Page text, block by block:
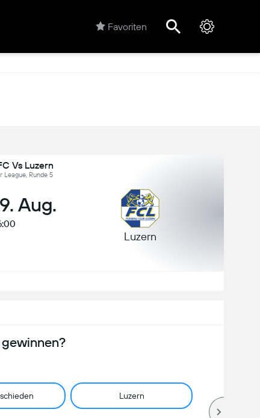
Favoriten
Vs Luzern
League, Runde 5
Aug.
Luzern
Luzern